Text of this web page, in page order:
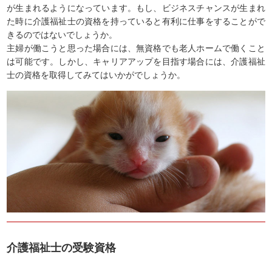
が生まれるようになっています。もし、ビジネスチャンスが生まれ
た時に介護福祉士の資格を持っていると有利に仕事をすることがで
きるのではないでしょうか。
主婦が働こうと思った場合には、無資格でも老人ホームで働くこと
は可能です。しかし、キャリアアップを目指す場合には、介護福祉
士の資格を取得してみてはいかがでしょうか。
介護福祉士の受験資格